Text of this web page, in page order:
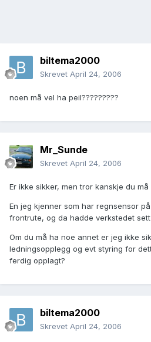
biltema2000
Skrevet April 24, 2006
noen må vel ha peil?????????
Mr_Sunde
Skrevet April 24, 2006
Er ikke sikker, men tror kanskje du
En jeg kjenner som har regnsensor
frontrute, og da hadde verkstedet
Om du må ha noe annet er jeg ikke
ledningsopplegg og evt styring for
ferdig opplagt?
biltema2000
Skrevet April 24, 2006